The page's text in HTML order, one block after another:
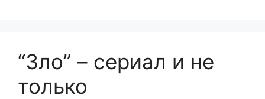
“Зло” – сериал и не
только